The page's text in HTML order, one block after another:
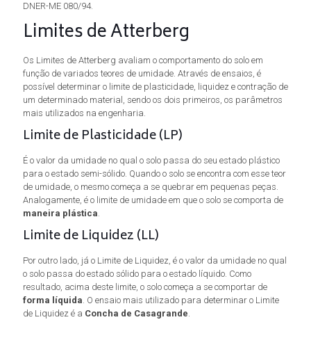
DNER-ME 080/94.
Limites de Atterberg
Os Limites de Atterberg avaliam o comportamento do solo em
função de variados teores de umidade. Através de ensaios, é
possível determinar o limite de plasticidade, liquidez e contração de
um determinado material, sendo os dois primeiros, os parâmetros
mais utilizados na engenharia.
Limite de Plasticidade (LP)
É o valor da umidade no qual o solo passa do seu estado plástico
para o estado semi-sólido. Quando o solo se encontra com esse teor
de umidade, o mesmo começa a se quebrar em pequenas peças.
Analogamente, é o limite de umidade em que o solo se comporta de
maneira plástica.
Limite de Liquidez (LL)
Por outro lado, já o Limite de Liquidez, é o valor da umidade no qual
o solo passa do estado sólido para o estado líquido. Como
resultado, acima deste limite, o solo começa a se comportar de
forma líquida. O ensaio mais utilizado para determinar o Limite
de Liquidez é a Concha de Casagrande.